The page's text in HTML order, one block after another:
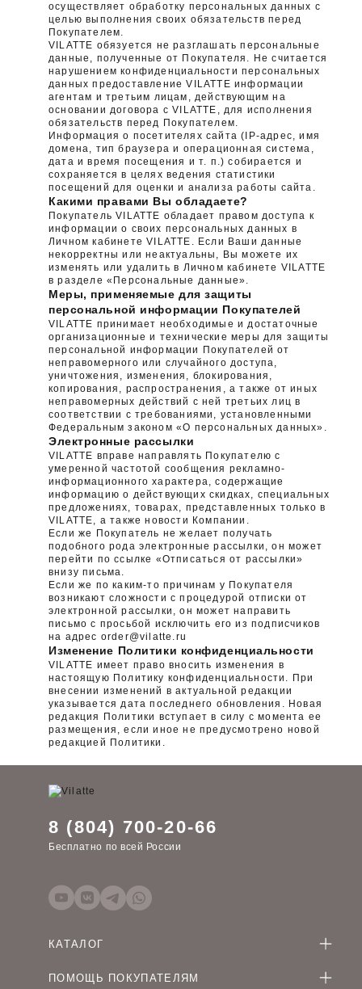
осуществляет обработку персональных данных с
целью выполнения своих обязательств перед
Покупателем.
VILATTE обязуется не разглашать персональные
данные, полученные от Покупателя. Не считается
нарушением конфиденциальности персональных
данных предоставление VILATTE информации
агентам и третьим лицам, действующим на
основании договора с VILATTE, для исполнения
обязательств перед Покупателем.
Информация о посетителях сайта (IP-адрес, имя
домена, тип браузера и операционная система,
дата и время посещения и т. п.) собирается и
сохраняется в целях ведения статистики
посещений для оценки и анализа работы сайта.
Какими правами Вы обладаете?
Покупатель VILATTE обладает правом доступа к
информации о своих персональных данных в
Личном кабинете VILATTE. Если Ваши данные
некорректны или неактуальны, Вы можете их
изменять или удалить в Личном кабинете VILATTE
в разделе «Персональные данные».
Меры, применяемые для защиты
персональной информации Покупателей
VILATTE принимает необходимые и достаточные
организационные и технические меры для защиты
персональной информации Покупателей от
неправомерного или случайного доступа,
уничтожения, изменения, блокирования,
копирования, распространения, а также от иных
неправомерных действий с ней третьих лиц в
соответствии с требованиями, установленными
Федеральным законом «О персональных данных».
Электронные рассылки
VILATTE вправе направлять Покупателю с
умеренной частотой сообщения рекламно-
информационного характера, содержащие
информацию о действующих скидках, специальных
предложениях, товарах, представленных только в
VILATTE, а также новости Компании.
Если же Покупатель не желает получать
подобного рода электронные рассылки, он может
перейти по ссылке «Отписаться от рассылки»
внизу письма.
Если же по каким-то причинам у Покупателя
возникают сложности с процедурой отписки от
электронной рассылки, он может направить
письмо с просьбой исключить его из подписчиков
на адрес order@vilatte.ru
Изменение Политики конфиденциальности
VILATTE имеет право вносить изменения в
настоящую Политику конфиденциальности. При
внесении изменений в актуальной редакции
указывается дата последнего обновления. Новая
редакция Политики вступает в силу с момента ее
размещения, если иное не предусмотрено новой
редакцией Политики.
8 (804) 700-20-66
Бесплатно по всей России
КАТАЛОГ
ПОМОЩЬ ПОКУПАТЕЛЯМ